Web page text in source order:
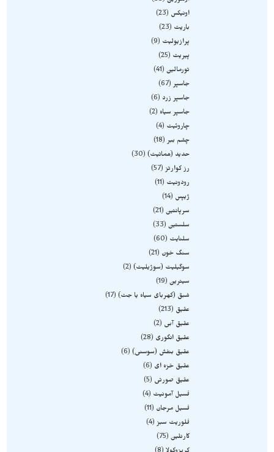
اونیکس
23
باریت
23
پرازیولیت
9
پیریت
25
تورمالین 41
جاسپر 67
جاسپر زرد
6
جاسپر سیاه
2
چاروئیت
4
چشم ببر 18
حدید (هماتیت) 30
رز کوارتز 57
رودونیت
11
ژیپس
14
سرپانتین 21
سلستین 33
سلنایت
60
سنگ خون
21
سوگیلیت (سوژیلیت) 2
سیترین 19
شبق (کهربای سیاه یا جت) 17
عقیق
213
عقیق آبی
2
عقیق انگوری
28
عقیق بنفش (سوسنی) 6
عقیق خزه ای
6
عقیق صورتی
5
فسیل آمونیت
4
فسیل مرجان
11
فلوریت سبز 4
کارنلین 75